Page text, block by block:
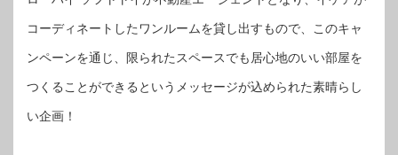
コーディネートしたワンルームを貸し出すもので、このキャ
ンペーンを通じ、限られたスペースでも居心地のいい部屋を
つくることができるというメッセージが込められた素晴らし
い企画！